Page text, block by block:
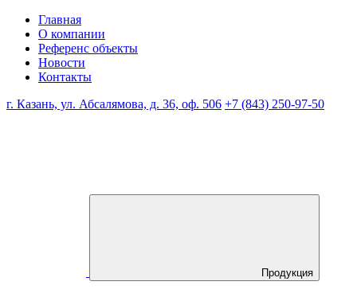
Главная
О компании
Референс объекты
Новости
Контакты
г. Казань, ул. Абсалямова, д. 36, оф. 506 +7 (843) 250-97-50
Продукция